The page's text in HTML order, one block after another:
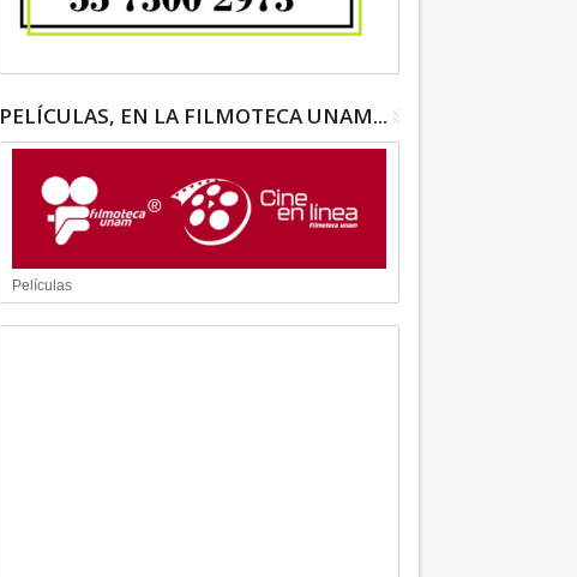
PELÍCULAS, EN LA FILMOTECA UNAM...
Películas